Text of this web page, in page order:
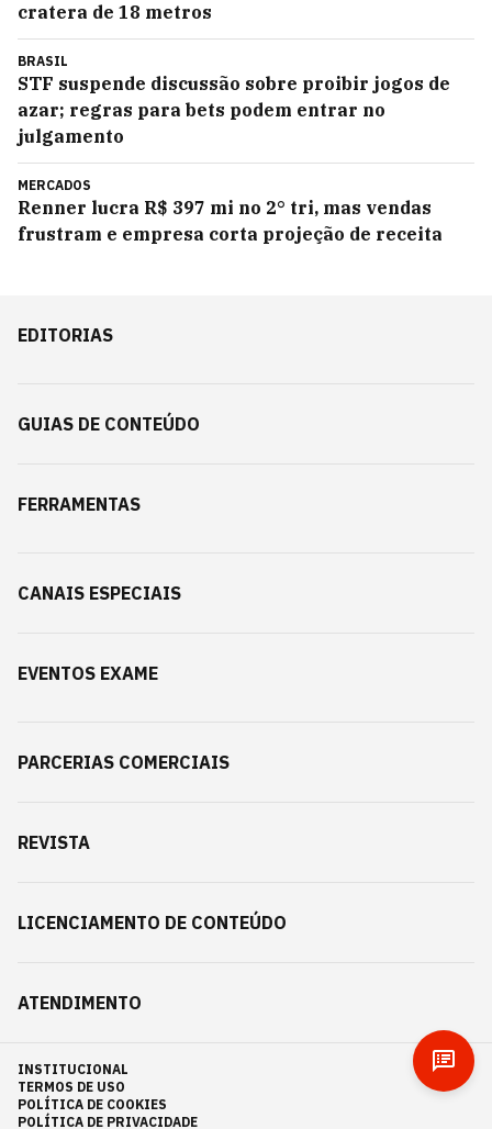
cratera de 18 metros
BRASIL
STF suspende discussão sobre proibir jogos de
azar; regras para bets podem entrar no
julgamento
MERCADOS
Renner lucra R$ 397 mi no 2° tri, mas vendas
frustram e empresa corta projeção de receita
EDITORIAS
GUIAS DE CONTEÚDO
FERRAMENTAS
CANAIS ESPECIAIS
EVENTOS EXAME
PARCERIAS COMERCIAIS
REVISTA
LICENCIAMENTO DE CONTEÚDO
ATENDIMENTO
INSTITUCIONAL
TERMOS DE USO
POLÍTICA DE COOKIES
POLÍTICA DE PRIVACIDADE